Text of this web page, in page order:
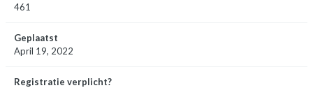
461
Geplaatst
April 19, 2022
Registratie verplicht?